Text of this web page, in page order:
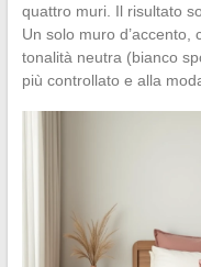
quattro muri. Il risultato
Un solo muro
tonalità neutra (bianco
più controllato e alla